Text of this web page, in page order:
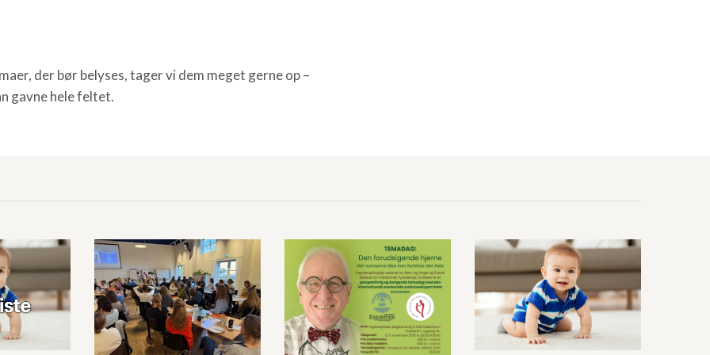
der bør belyses, tager vi dem meget gerne op –
gavne hele feltet.